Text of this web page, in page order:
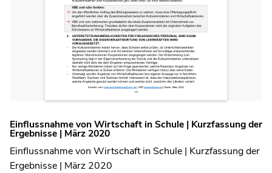
Einflussnahme von Wirtschaft in Schule | Kurzfassung der
Ergebnisse | März 2020
Einflussnahme von Wirtschaft in Schule | Kurzfassung der
Ergebnisse | März 2020